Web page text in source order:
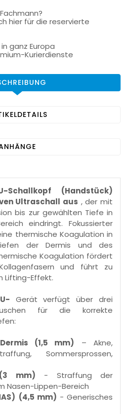
hier für die reservierte
ganz Europa
Kurierdienste
Schallkopf (Handstück)
Ultraschall aus , der mit
bis zur gewählten Tiefe in
eindringt. Fokussierter
thermische Koagulation in
der Dermis und des
Koagulation fördert
und führt zu
Lifting-Effekt.
Gerät verfügt über drei
für die korrekte
(1,5 mm) – Akne,
Sommersprossen,
mm) - Straffung der
Nasen-Lippen-Bereich
(4,5 mm) - Generisches